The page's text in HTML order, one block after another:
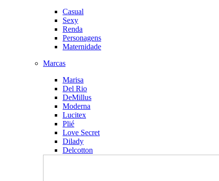
Casual
Sexy
Renda
Personagens
Maternidade
Marcas
Marisa
Del Rio
DeMillus
Moderna
Lucitex
Plié
Love Secret
Dilady
Delcotton